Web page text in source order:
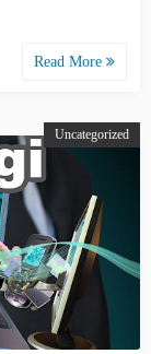
Read More
Uncategorized